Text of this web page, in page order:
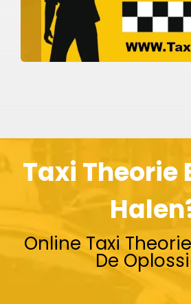
Taxi Theorie
Online Taxi
De